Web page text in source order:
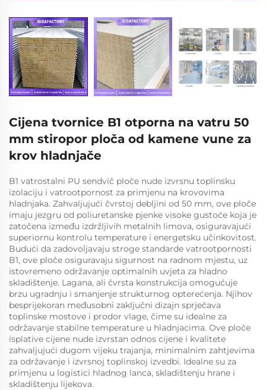
Cijena tvornice B1 otporna na vatru 50
mm stiropor ploča od kamene vune za
krov hladnjače
B1 vatrostalni PU sendvič ploče nude izvrsnu toplinsku
izolaciju i vatrootpornost za primjenu na krovovima
hladnjaka. Zahvaljujući čvrstoj debljini od 50 mm, ove ploče
imaju jezgru od poliuretanske pjenke visoke gustoće koja je
zatočena između izdržljivih metalnih limova, osiguravajući
superiornu kontrolu temperature i energetsku učinkovitost.
Budući da zadovoljavaju stroge standarde vatrootpornosti
B1, ove ploče osiguravaju sigurnost na radnom mjestu, uz
istovremeno održavanje optimalnih uvjeta za hladno
skladištenje. Lagana, ali čvrsta konstrukcija omogućuje
brzu ugradnju i smanjenje strukturnog opterećenja. Njihov
besprijekoran međusobni zaključni dizajn sprječava
toplinske mostove i prodor vlage, čime su idealne za
održavanje stabilne temperature u hladnjacima. Ove ploče
isplative cijene nude izvrstan odnos cijene i kvalitete
zahvaljujući dugom vijeku trajanja, minimalnim zahtjevima
za održavanje i izvrsnoj toplinskoj izvedbi. Idealne su za
primjenu u logistici hladnog lanca, skladištenju hrane i
skladištenju lijekova.